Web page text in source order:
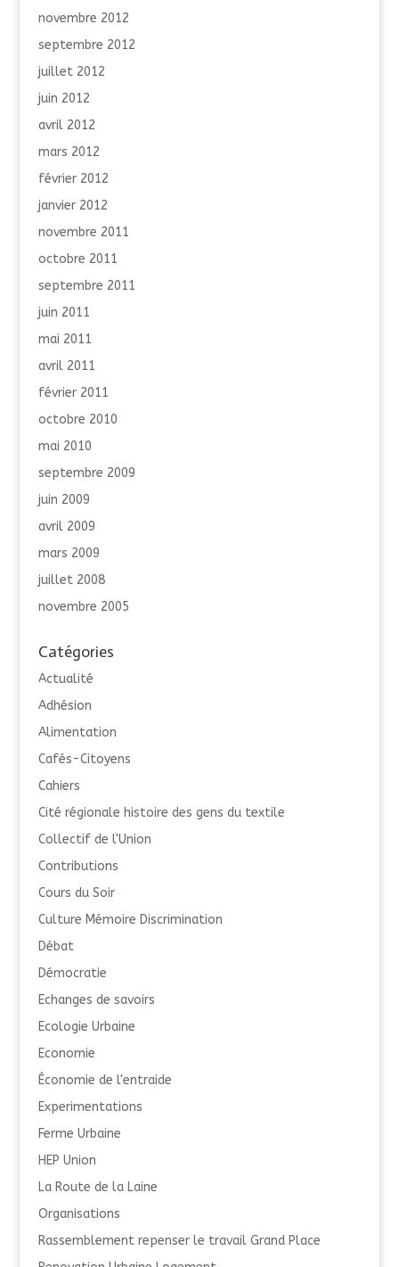
novembre 2012
septembre 2012
juillet 2012
juin 2012
avril 2012
mars 2012
février 2012
janvier 2012
novembre 2011
octobre 2011
septembre 2011
juin 2011
mai 2011
avril 2011
février 2011
octobre 2010
mai 2010
septembre 2009
juin 2009
avril 2009
mars 2009
juillet 2008
novembre 2005
Catégories
Actualité
Adhésion
Alimentation
Cafés-Citoyens
Cahiers
Cité régionale histoire des gens du textile
Collectif de l'Union
Contributions
Cours du Soir
Culture Mémoire Discrimination
Débat
Démocratie
Echanges de savoirs
Ecologie Urbaine
Economie
Économie de l'entraide
Experimentations
Ferme Urbaine
HEP Union
La Route de la Laine
Organisations
Rassemblement repenser le travail Grand Place